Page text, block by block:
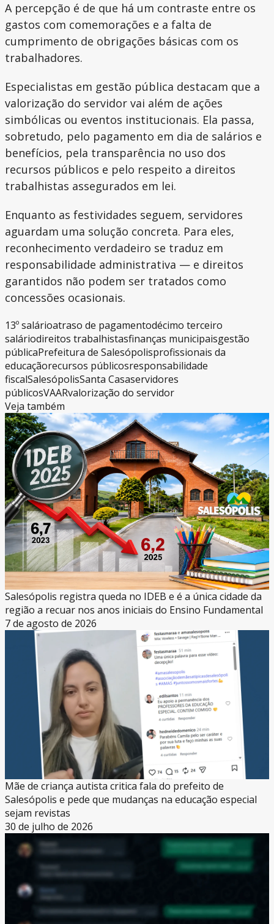
A percepção é de que há um contraste entre os
gastos com comemorações e a falta de
cumprimento de obrigações básicas com os
trabalhadores.
Especialistas em gestão pública destacam que a
valorização do servidor vai além de ações
simbólicas ou eventos institucionais. Ela passa,
sobretudo, pelo pagamento em dia de salários e
benefícios, pela transparência no uso dos
recursos públicos e pelo respeito a direitos
trabalhistas assegurados em lei.
Enquanto as festividades seguem, servidores
aguardam uma solução concreta. Para eles,
reconhecimento verdadeiro se traduz em
responsabilidade administrativa — e direitos
garantidos não podem ser tratados como
concessões ocasionais.
13º salárioatraso de pagamentodécimo terceiro
saláriodireitos trabalhistasfinanças municipaisgestão
públicaPrefeitura de Salesópolisprofissionais da
educaçãorecursos públicosresponsabilidade
fiscalSalesópolisSanta Casaservidores
públicosVAARvalorização do servidor
Veja também
Salesópolis registra queda no IDEB e é a única cidade da
região a recuar nos anos iniciais do Ensino Fundamental
7 de agosto de 2026
Mãe de criança autista critica fala do prefeito de
Salesópolis e pede que mudanças na educação especial
sejam revistas
30 de julho de 2026